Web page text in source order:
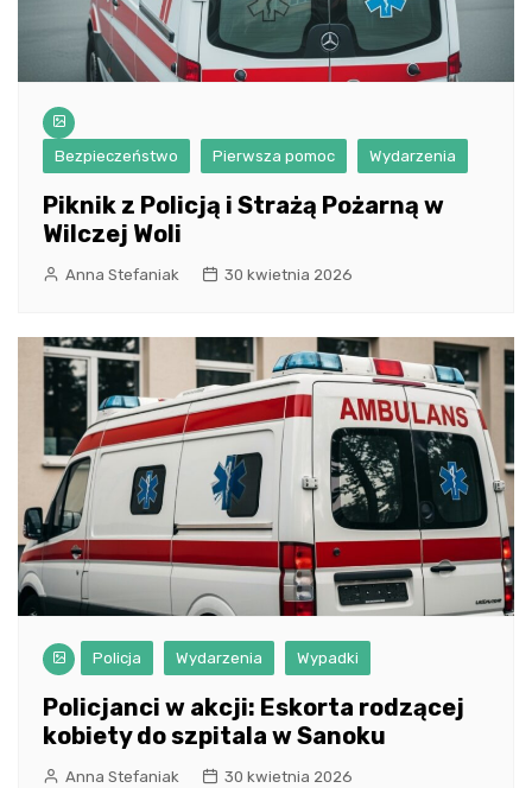
Bezpieczeństwo Pierwsza pomoc Wydarzenia
Piknik z Policją i Strażą Pożarną w
Wilczej Woli
Anna Stefaniak 30 kwietnia 2026
Policja Wydarzenia Wypadki
Policjanci w akcji: Eskorta rodzącej
kobiety do szpitala w Sanoku
Anna Stefaniak 30 kwietnia 2026